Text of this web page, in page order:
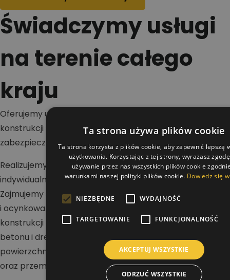
Świadczymy usługi
na terenie całego
kraju
Oferujemy usługi w zakresie malowania dachów,
konstrukcji stalowych i betonowych oraz wykonywania
zabezpieczeń antykorozyjnych i ogniochronnych.
Realizujemy projekty na terenie całej Polski dla klientów
indywidualnych, firm i inwestorów przemysłowych.
Zajmujemy się renowacją dachów stalowych, blaszanych
i ocynkowanych, a także malowaniem hal oraz
konstrukcji nośnych. Wykonujemy zabezpieczenia stali,
betonu i drewna, dbając o trwałość i odporność
powierzchni na działanie warunków atmosferycznych
oraz przemysłowych.
Ta strona używa plików cookie
Ta strona korzysta z plików cookie, aby zapewnić lepszą
użytkowania. Korzystając z tej strony, wyrażasz
używanie przez nas wszystkich plików cookie
warunkami naszej polityki plików cookie. Dowiedz się
NIEZBĘDNE WYDAJNOŚĆ
TARGETOWANIE FUNKCJONALNOŚĆ
AKCEPTUJ WSZYSTKIE
ODRZUĆ WSZYSTKIE